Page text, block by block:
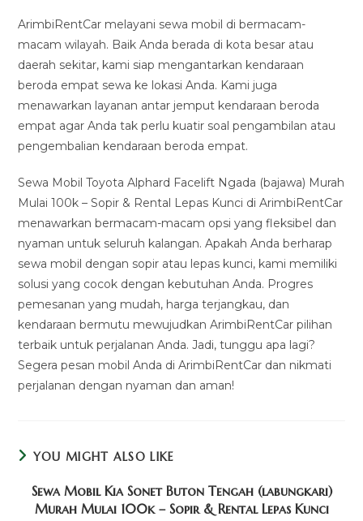
ArimbiRentCar melayani sewa mobil di bermacam-
macam wilayah. Baik Anda berada di kota besar atau
daerah sekitar, kami siap mengantarkan kendaraan
beroda empat sewa ke lokasi Anda. Kami juga
menawarkan layanan antar jemput kendaraan beroda
empat agar Anda tak perlu kuatir soal pengambilan atau
pengembalian kendaraan beroda empat.
Sewa Mobil Toyota Alphard Facelift Ngada (bajawa) Murah
Mulai 100k – Sopir & Rental Lepas Kunci di ArimbiRentCar
menawarkan bermacam-macam opsi yang fleksibel dan
nyaman untuk seluruh kalangan. Apakah Anda berharap
sewa mobil dengan sopir atau lepas kunci, kami memiliki
solusi yang cocok dengan kebutuhan Anda. Progres
pemesanan yang mudah, harga terjangkau, dan
kendaraan bermutu mewujudkan ArimbiRentCar pilihan
terbaik untuk perjalanan Anda. Jadi, tunggu apa lagi?
Segera pesan mobil Anda di ArimbiRentCar dan nikmati
perjalanan dengan nyaman dan aman!
YOU MIGHT ALSO LIKE
Sewa Mobil Kia Sonet Buton Tengah (labungkari)
Murah Mulai 100k – Sopir & Rental Lepas Kunci